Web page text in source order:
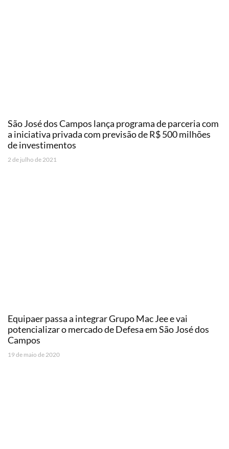
São José dos Campos lança programa de parceria com
a iniciativa privada com previsão de R$ 500 milhões
de investimentos
2 de julho de 2021
Equipaer passa a integrar Grupo Mac Jee e vai
potencializar o mercado de Defesa em São José dos
Campos
19 de maio de 2020